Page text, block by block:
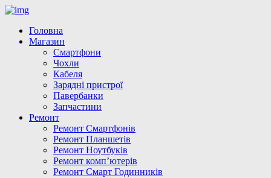
Головна
Магазин
Смартфони
Чохли
Кабеля
Зарядні пристрої
Павербанки
Запчастини
Ремонт
Ремонт Смартфонів
Ремонт Планшетів
Ремонт Ноутбуків
Ремонт комп’ютерів
Ремонт Смарт Годинників